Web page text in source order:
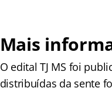
Mais
O edital TJ MS foi
distribuídas da sente